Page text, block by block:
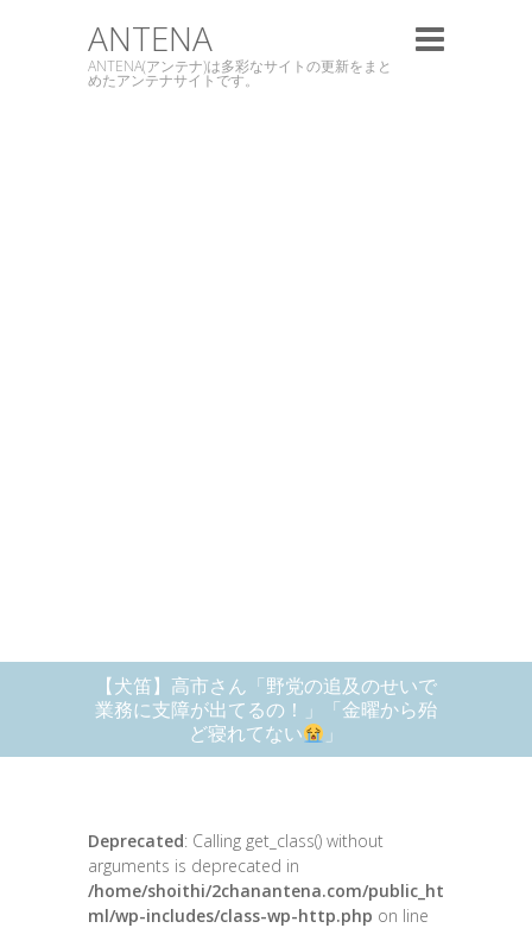
ANTENA
ANTENA(アンテナ)は多彩なサイトの更新をまと
めたアンテナサイトです。
【犬笛】高市さん「野党の追及のせいで
業務に支障が出てるの！」「金曜から殆
ど寝れてない
」
Deprecated: Calling get_class() without
arguments is deprecated in
/home/shoithi/2chanantena.com/public_ht
ml/wp-includes/class-wp-http.php on line